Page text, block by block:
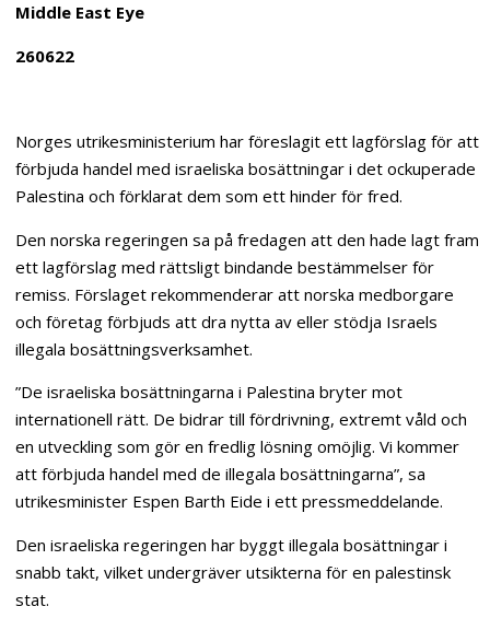
Middle East Eye
260622
Norges utrikesministerium har föreslagit ett lagförslag för att
förbjuda handel med israeliska bosättningar i det ockuperade
Palestina och förklarat dem som ett hinder för fred.
Den norska regeringen sa på fredagen att den hade lagt fram
ett lagförslag med rättsligt bindande bestämmelser för
remiss. Förslaget rekommenderar att norska medborgare
och företag förbjuds att dra nytta av eller stödja Israels
illegala bosättningsverksamhet.
”De israeliska bosättningarna i Palestina bryter mot
internationell rätt. De bidrar till fördrivning, extremt våld och
en utveckling som gör en fredlig lösning omöjlig. Vi kommer
att förbjuda handel med de illegala bosättningarna”, sa
utrikesminister Espen Barth Eide i ett pressmeddelande.
Den israeliska regeringen har byggt illegala bosättningar i
snabb takt, vilket undergräver utsikterna för en palestinsk
stat.